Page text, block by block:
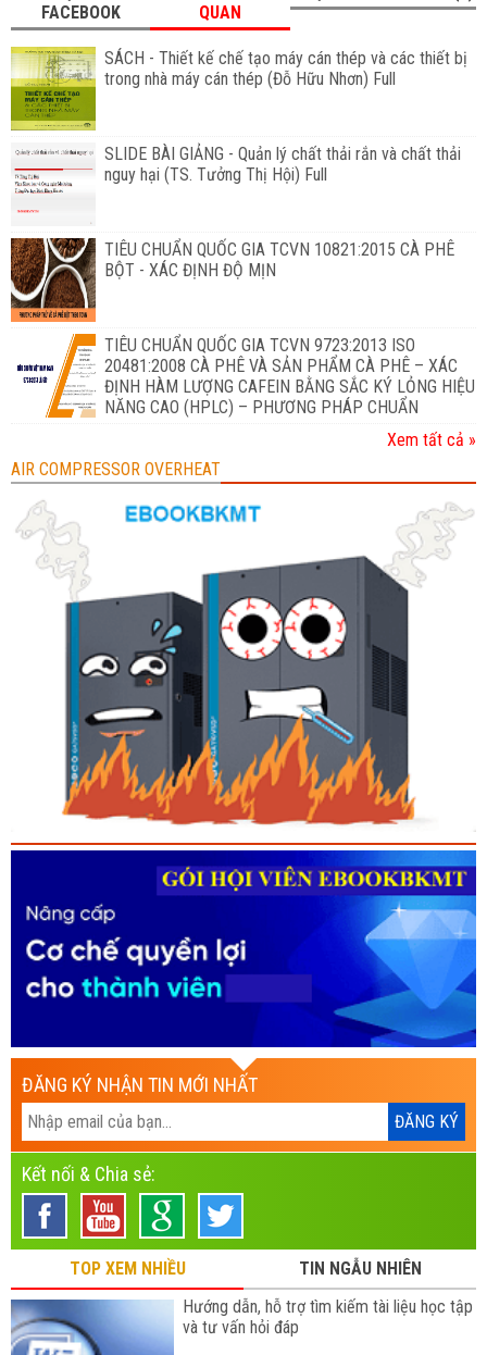
FACEBOOK
QUAN
SÁCH - Thiết kế chế tạo máy cán thép và các thiết bị
trong nhà máy cán thép (Đỗ Hữu Nhơn) Full
SLIDE BÀI GIẢNG - Quản lý chất thải rắn và chất thải
nguy hại (TS. Tưởng Thị Hội) Full
TIÊU CHUẨN QUỐC GIA TCVN 10821:2015 CÀ PHÊ
BỘT - XÁC ĐỊNH ĐỘ MỊN
TIÊU CHUẨN QUỐC GIA TCVN 9723:2013 ISO
20481:2008 CÀ PHÊ VÀ SẢN PHẨM CÀ PHÊ – XÁC
ĐỊNH HÀM LƯỢNG CAFEIN BẰNG SẮC KÝ LỎNG HIỆU
NĂNG CAO (HPLC) – PHƯƠNG PHÁP CHUẨN
Xem tất cả »
AIR COMPRESSOR OVERHEAT
ĐĂNG KÝ NHẬN TIN MỚI NHẤT
Kết nối & Chia sẻ:
TOP XEM NHIỀU
TIN NGẪU NHIÊN
Hướng dẫn, hỗ trợ tìm kiếm tài liệu học tập
và tư vấn hỏi đáp